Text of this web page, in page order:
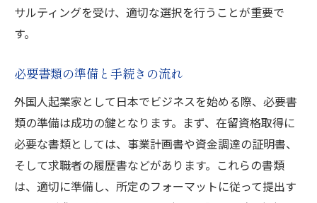
成功事例から学ぶスタートアップ戦略
ション
専門家によるビジネスプランの改善ポイン
ト
起業家ネットワークを活用したビジネス展
開
外国人起業家向け在留資格取得と資金調達のス
サルティングを受け、適切な選択を行うことが重要で
す。
必要書類の準備と手続きの流れ
外国人起業家として日本でビジネスを始める際、必要書
類の準備は成功の鍵となります。まず、在留資格取得に
必要な書類としては、事業計画書や資金調達の証明書、
そして求職者の履歴書などがあります。これらの書類
は、適切に準備し、所定のフォーマットに従って提出す